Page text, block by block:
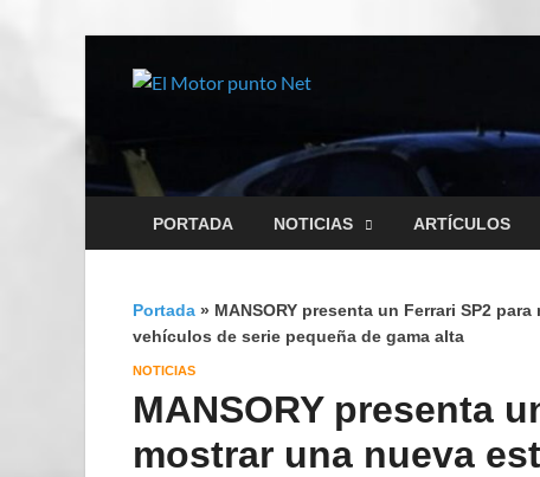
El Motor
PORTADA NOTICIAS ARTÍCULOS
Portada » MANSORY presenta un Ferrari SP2
vehículos de serie pequeña de gama alta
NOTICIAS
MANSORY presenta
mostrar una nueva